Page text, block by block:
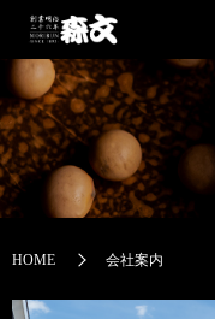
HOME 会社案内